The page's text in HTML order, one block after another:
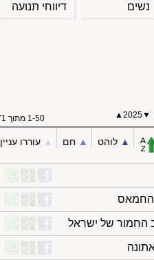
נשים
דיווחי תנועה
▼
2025▲ 1-50 מתוך 71
▲︎ לוהט ▲︎ חם ▲︎ עוררו עניין
החמאס
החמור של ישראל